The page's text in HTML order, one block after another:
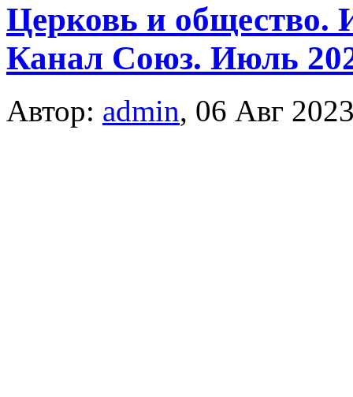
Церковь и общество.
Канал Союз. Июль
Автор: admin, 06 Авг